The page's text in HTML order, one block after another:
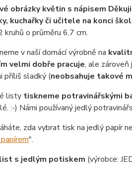
obrázky květin s nápisem
kuchařky či učitele na konci
kruhů o průměru 6,7 cm.
v naší domácí výrobně na
velmi dobře pracuje, ale zároveň
příliš sladký (neobsahuje takové
listy tiskneme potravinářskými
:-) Námi používaný jedlý
zda vybrat tisk na jedlý papír
".
s jedlým potiskem (výrobce: